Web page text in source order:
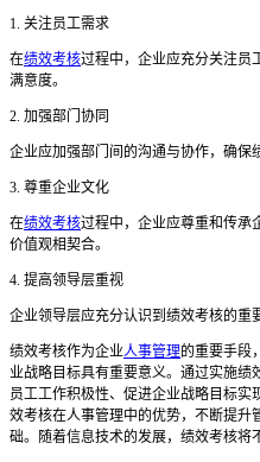
1. 关注员工需求
在绩效考核过程中，企业应充分关注员
满意度。
2. 加强部门协同
企业应加强部门间的沟通与协作，确保
3. 尊重企业文化
在绩效考核过程中，企业应尊重和传承
价值观相契合。
4. 提高领导层重视
企业领导层应充分认识到绩效考核的重
绩效考核作为企业人事管理的重要手段
业战略目标具有重要意义。通过实施绩
员工工作积极性、促进企业战略目标
效考核在人事管理中的优势，不断提升
础。随着信息技术的发展，绩效考核将